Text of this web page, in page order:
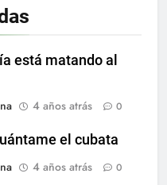
está matando al
4 años atrás 0
el cubata
4 años atrás 0